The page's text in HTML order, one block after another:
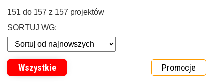
151 do 157 z 157 projektów
SORTUJ WG:
Wszystkie Promocje